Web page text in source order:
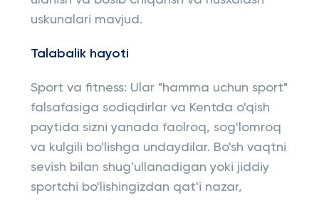
uskunalari mavjud.
Talabalik hayoti
Sport va fitness: Ular "hamma uchun sport"
falsafasiga sodiqdirlar va Kentda o'qish
paytida sizni yanada faolroq, sog'lomroq
va kulgili bo'lishga undaydilar. Bo'sh vaqtni
sevish bilan shug'ullanadigan yoki jiddiy
sportchi bo'lishingizdan qat'i nazar,